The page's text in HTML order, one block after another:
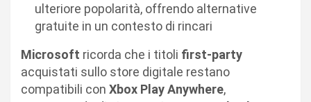
ulteriore popolarità, offrendo alternative
gratuite in un contesto di rincari
Microsoft ricorda che i titoli first-party
acquistati sullo store digitale restano
compatibili con Xbox Play Anywhere,